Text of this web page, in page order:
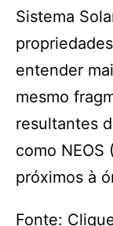
Sistema
entender
mesmo
resultantes
como NEOS
próximos à
Fonte: